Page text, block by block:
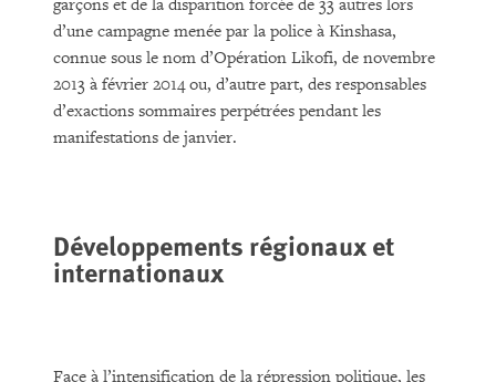
garçons et de la disparition forcée de 33 autres lors
d’une campagne menée par la police à Kinshasa,
connue sous le nom d’Opération Likofi, de novembre
2013 à février 2014 ou, d’autre part, des responsables
d’exactions sommaires perpétrées pendant les
manifestations de janvier.
Développements régionaux et
internationaux
Face à l’intensification de la répression politique, les